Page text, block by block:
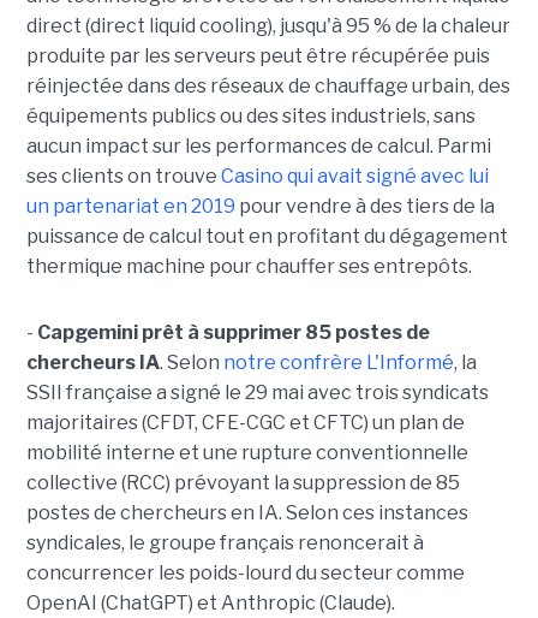
direct (direct liquid cooling), jusqu'à 95 % de la chaleur
produite par les serveurs peut être récupérée puis
réinjectée dans des réseaux de chauffage urbain, des
équipements publics ou des sites industriels, sans
aucun impact sur les performances de calcul. Parmi
ses clients on trouve Casino qui avait signé avec lui
un partenariat en 2019 pour vendre à des tiers de la
puissance de calcul tout en profitant du dégagement
thermique machine pour chauffer ses entrepôts.
- Capgemini prêt à supprimer 85 postes de
chercheurs IA. Selon notre confrère L'Informé, la
SSII française a signé le 29 mai avec trois syndicats
majoritaires (CFDT, CFE-CGC et CFTC) un plan de
mobilité interne et une rupture conventionnelle
collective (RCC) prévoyant la suppression de 85
postes de chercheurs en IA. Selon ces instances
syndicales, le groupe français renoncerait à
concurrencer les poids-lourd du secteur comme
OpenAI (ChatGPT) et Anthropic (Claude).